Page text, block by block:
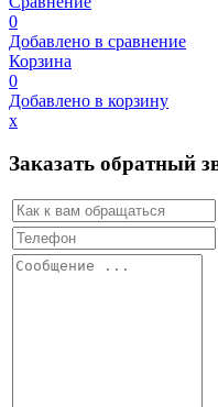
0
Добавлено в сравнение
Корзина
0
Добавлено в корзину
х
Заказать обратный